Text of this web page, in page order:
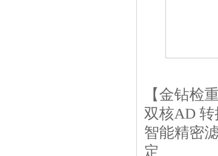
【金钻检
双核AD
智能精密
定